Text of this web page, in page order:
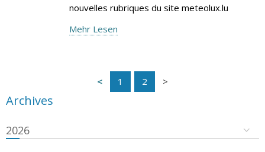
nouvelles rubriques du site meteolux.lu
Mehr Lesen
1 2
Archives
2026